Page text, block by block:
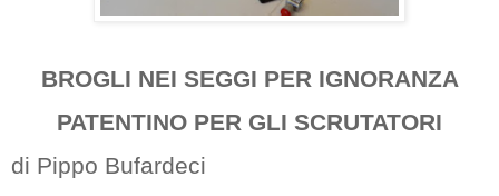
BROGLI NEI SEGGI PER IGNORANZA
PATENTINO PER GLI SCRUTATORI
di Pippo Bufardeci